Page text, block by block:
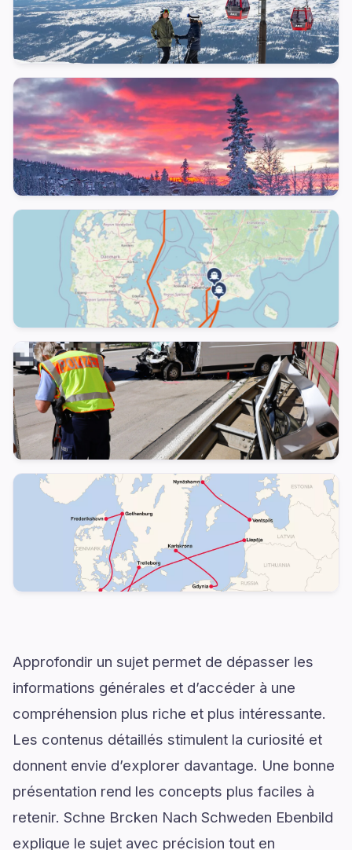
Approfondir un sujet permet de dépasser les
informations générales et d’accéder à une
compréhension plus riche et plus intéressante.
Les contenus détaillés stimulent la curiosité et
donnent envie d’explorer davantage. Une bonne
présentation rend les concepts plus faciles à
retenir. Schne Brcken Nach Schweden Ebenbild
explique le sujet avec précision tout en